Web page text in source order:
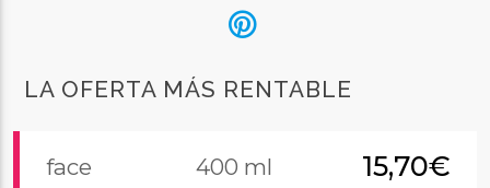
LA OFERTA MÁS RENTABLE
face 400 ml 15,70€